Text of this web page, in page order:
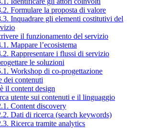
Formulare la proposta di valore
Inquadrare gli elementi costitutivi del
il funzionamento del servizio
Mappare l’ecosistema
Rappresentare i flussi di servizio
le soluzioni
Workshop di co-progettazione
dei contenuti
il content design
utente sui contenuti e il linguaggio
Content discovery
Dati di ricerca (search keywords)
Ricerca tramite analytics